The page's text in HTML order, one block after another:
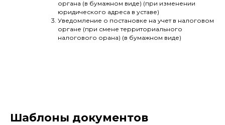
органа (в бумажном виде) (при изменении
юридического адреса в уставе)
Уведомление о постановке на учет в налоговом
органе (при смене территориального
налогового орана) (в бумажном виде)
Шаблоны документов